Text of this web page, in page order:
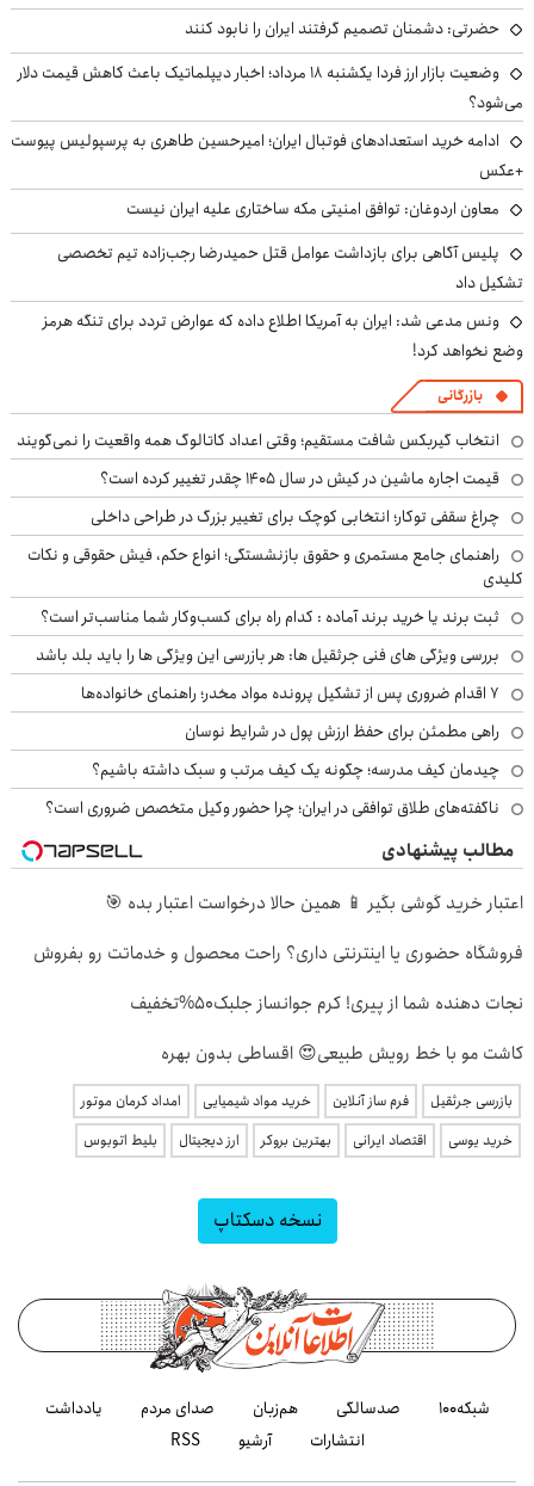
حضرتی: دشمنان تصمیم گرفتند ایران را نابود کنند
وضعیت بازار ارز فردا یکشنبه ۱۸ مرداد؛ اخبار دیپلماتیک باعث کاهش قیمت دلار
می‌شود؟
ادامه خرید استعدادهای فوتبال ایران؛ امیرحسین طاهری به پرسپولیس پیوست
+عکس
معاون اردوغان: توافق امنیتی مکه ساختاری علیه ایران نیست
پلیس آگاهی برای بازداشت عوامل قتل حمیدرضا رجب‌زاده تیم تخصصی
تشکیل داد
ونس مدعی شد: ایران به آمریکا اطلاع داده که عوارض تردد برای تنگه هرمز
وضع نخواهد کرد!
بازرگانی
انتخاب گیربکس شافت مستقیم؛ وقتی اعداد کاتالوگ همه واقعیت را نمی‌گویند
قیمت اجاره ماشین در کیش در سال ۱۴۰۵ چقدر تغییر کرده است؟
چراغ سقفی توکار؛ انتخابی کوچک برای تغییر بزرگ در طراحی داخلی
راهنمای جامع مستمری و حقوق بازنشستگی؛ انواع حکم، فیش حقوقی و نکات
کلیدی
ثبت برند یا خرید برند آماده : کدام راه برای کسب‌وکار شما مناسب‌تر است؟
بررسی ویژگی های فنی جرثقیل ها: هر بازرسی این ویژگی ها را باید بلد باشد
۷ اقدام ضروری پس از تشکیل پرونده مواد مخدر؛ راهنمای خانواده‌ها
راهی مطمئن برای حفظ ارزش پول در شرایط نوسان
چیدمان کیف مدرسه؛ چگونه یک کیف مرتب و سبک داشته باشیم؟
ناگفته‌های طلاق توافقی در ایران؛ چرا حضور وکیل متخصص ضروری است؟
مطالب پیشنهادی
اعتبار خرید گوشی بگیر 📱 همین حالا درخواست اعتبار بده 🎯
فروشگاه حضوری یا اینترنتی داری؟ راحت محصول و خدماتت رو بفروش
نجات دهنده شما از پیری! کرم جوانساز جلبک50%تخفیف
کاشت مو با خط رویش طبیعی😍 اقساطی بدون بهره
بازرسی جرثقیل فرم ساز آنلاین خرید مواد شیمیایی
امداد کرمان موتور
خرید یوسی
اقتصاد ایرانی بهترین بروکر ارز دیجیتال بلیط اتوبوس
نسخه دسکتاپ
شبکه۱۰۰ صدسالگی هم‌زبان صدای مردم
یادداشت
انتشارات
آرشیو RSS